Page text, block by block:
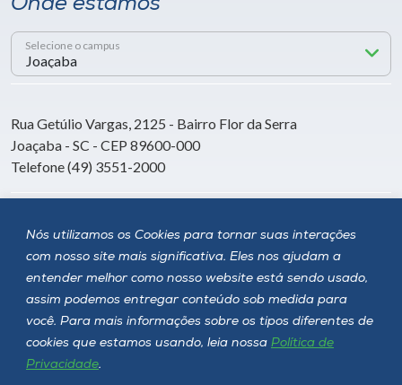
Nós utilizamos os Cookies para tornar suas interações
com nosso site mais significativa. Eles nos ajudam a
entender melhor como nosso website está sendo usado,
assim podemos entregar conteúdo sob medida para
você. Para mais informações sobre os tipos diferentes de
cookies que estamos usando, leia nossa Política de
Privacidade.
Onde estamos
Selecione o campus
Rua Getúlio Vargas, 2125 - Bairro Flor da Serra
Joaçaba - SC - CEP 89600-000
Telefone (49) 3551-2000
Siga a Unoesc